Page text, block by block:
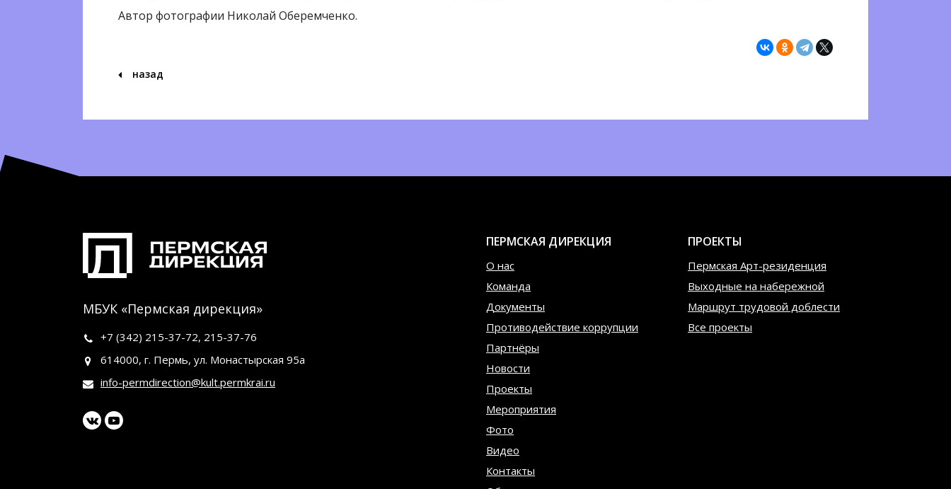
Автор фотографии Николай Оберемченко.
назад
МБУК «Пермская дирекция»
+7 (342) 215-37-72, 215-37-76
614000, г. Пермь, ул. Монастырская 95а
info-permdirection@kult.permkrai.ru
ПЕРМСКАЯ ДИРЕКЦИЯ
О нас
Команда
Документы
Противодействие коррупции
Партнёры
Новости
Проекты
Мероприятия
Фото
Видео
Контакты
ПРОЕКТЫ
Пермская Арт-резиденция
Выходные на набережной
Маршрут трудовой доблести
Все проекты